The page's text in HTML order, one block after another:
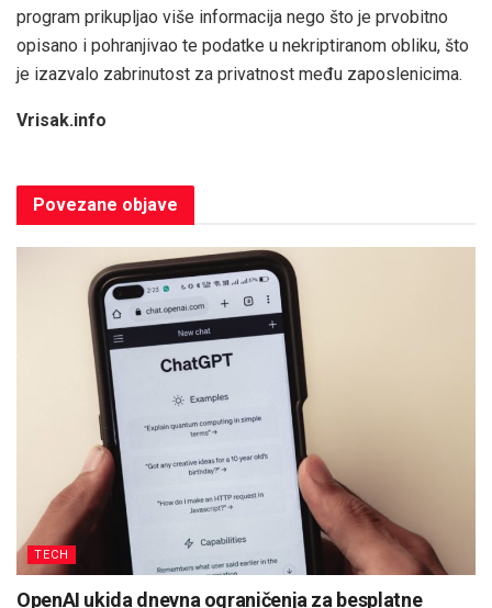
program prikupljao više informacija nego što je prvobitno
opisano i pohranjivao te podatke u nekriptiranom obliku, što
je izazvalo zabrinutost za privatnost među zaposlenicima.
Vrisak.info
Povezane objave
TECH
OpenAI ukida dnevna ograničenja za besplatne